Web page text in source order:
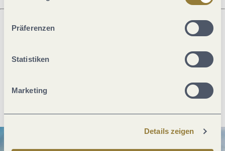
ablehnen" kann es zu Beeinträchtigungen in der Nutzung
Präferenzen
Statistiken
Marketing
Details zeigen
PDF erzeugen